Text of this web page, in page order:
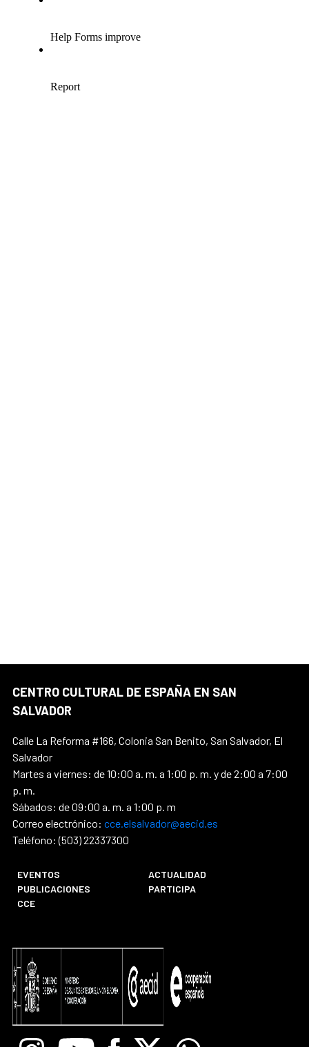
CENTRO CULTURAL DE ESPAÑA EN SAN
SALVADOR
Calle La Reforma #166, Colonia San Benito, San Salvador, El
Salvador
Martes a viernes: de 10:00 a. m. a 1:00 p. m. y de 2:00 a 7:00
p. m.
Sábados: de 09:00 a. m. a 1:00 p. m
Correo electrónico: cce.elsalvador@aecid.es
Teléfono: (503) 22337300
EVENTOS
ACTUALIDAD
PUBLICACIONES
PARTICIPA
CCE